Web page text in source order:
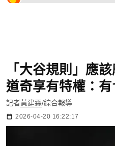
「大谷規則」應
道奇享有特權：
記者黃建霖/綜合報導
2026-04-20 16:22:17